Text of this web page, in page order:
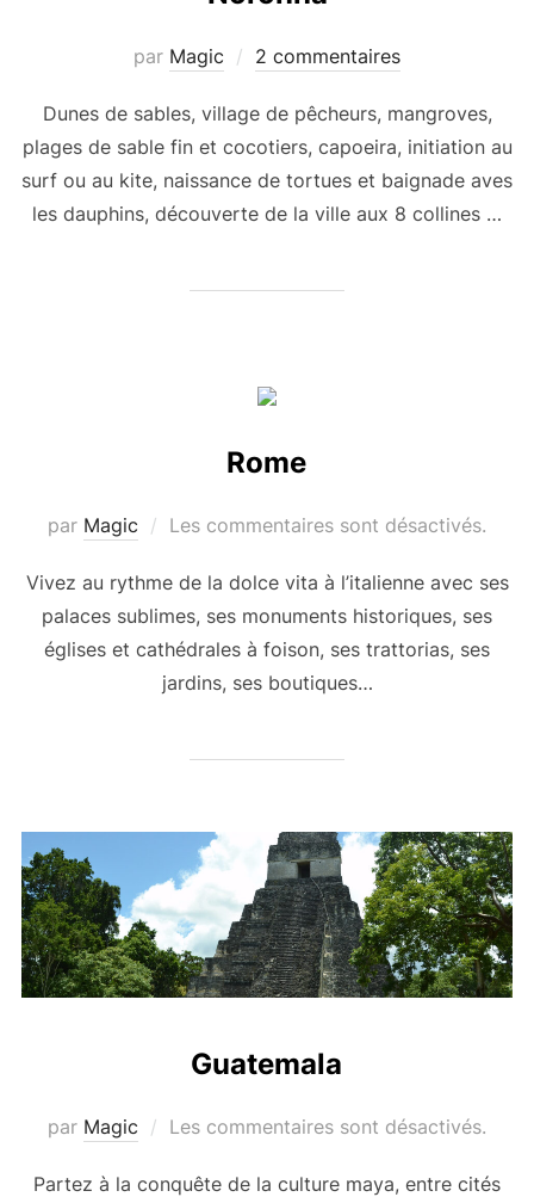
par Magic 2 commentaires
Dunes de sables, village de pêcheurs, mangroves,
plages de sable fin et cocotiers, capoeira, initiation au
surf ou au kite, naissance de tortues et baignade aves
les dauphins, découverte de la ville aux 8 collines …
Rome
par Magic Les commentaires sont désactivés.
Vivez au rythme de la dolce vita à l’italienne avec ses
palaces sublimes, ses monuments historiques, ses
églises et cathédrales à foison, ses trattorias, ses
jardins, ses boutiques…
Guatemala
par Magic Les commentaires sont désactivés.
Partez à la conquête de la culture maya, entre cités